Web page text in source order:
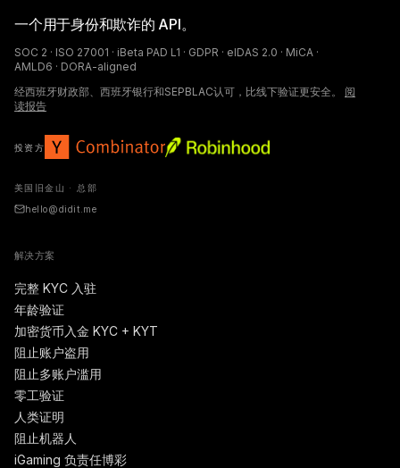
一个用于身份和欺诈的 API。
SOC 2 · ISO 27001 · iBeta PAD L1 · GDPR · eIDAS 2.0 · MiCA ·
AMLD6 · DORA-aligned
经西班牙财政部、西班牙银行和SEPBLAC认可，比线下验证更安全。
阅
读报告
投资方
美国旧金山 · 总部
hello@didit.me
解决方案
完整 KYC 入驻
年龄验证
加密货币入金 KYC + KYT
阻止账户盗用
阻止多账户滥用
零工验证
人类证明
阻止机器人
iGaming 负责任博彩